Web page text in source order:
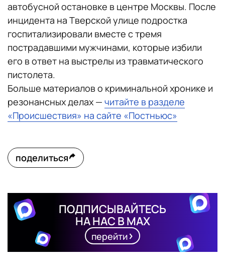
автобусной остановке в центре Москвы. После
инцидента на Тверской улице подростка
госпитализировали вместе с тремя
пострадавшими мужчинами, которые избили
его в ответ на выстрелы из травматического
пистолета.
Больше материалов о криминальной хронике и
резонансных делах — читайте в разделе
«Происшествия» на сайте «Постньюс»
поделиться
ПОДПИСЫВАЙТЕСЬ
НА НАС В MAX
перейти